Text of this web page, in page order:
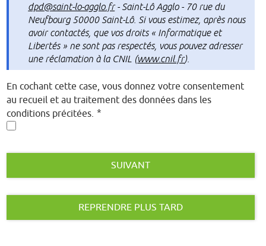
dpd@saint-lo-agglo.fr- Saint-Lô Agglo - 70 rue du
Neufbourg 50000 Saint-Lô. Si vous estimez, après nous
avoir contactés, que vos droits « Informatique et
Libertés » ne sont pas respectés, vous pouvez adresser
une réclamation à la CNIL (www.cnil.fr).
En cochant cette case, vous donnez votre consentement
au recueil et au traitement des données dans les
conditions précitées. *
SUIVANT
REPRENDRE PLUS TARD